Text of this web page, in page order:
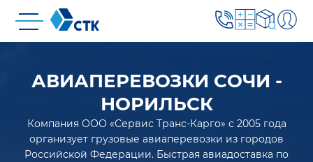
АВИАПЕРЕВОЗКИ СОЧИ -
НОРИЛЬСК
Компания ООО «Сервис Транс-Карго» с 2005 года
организует грузовые авиаперевозки из городов
Российской Федерации. Быстрая авиадоставка по